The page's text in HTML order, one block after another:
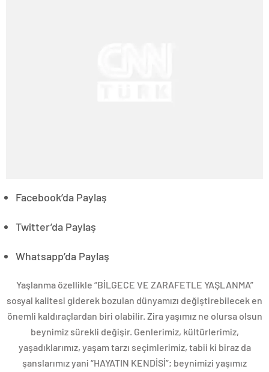
Facebook’da Paylaş
Twitter’da Paylaş
Whatsapp’da Paylaş
Yaşlanma özellikle “BİLGECE VE ZARAFETLE YAŞLANMA”
sosyal kalitesi giderek bozulan dünyamızı değiştirebilecek en
önemli kaldıraçlardan biri olabilir. Zira yaşımız ne olursa olsun
beynimiz sürekli değişir. Genlerimiz, kültürlerimiz,
yaşadıklarımız, yaşam tarzı seçimlerimiz, tabii ki biraz da
şanslarımız yani “HAYATIN KENDİSİ”; beynimizi yaşımız